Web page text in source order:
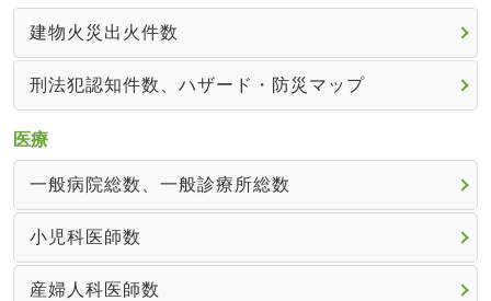
建物火災出火件数
刑法犯認知件数、ハザード・防災マップ
医療
一般病院総数、一般診療所総数
小児科医師数
産婦人科医師数